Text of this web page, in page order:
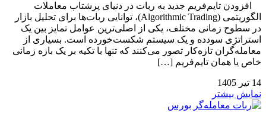
افزودن تایم‌فریم جدید به ربات در دنیای پرشتاب معاملات
الگوریتمی (Algorithmic Trading)، توانایی ربات‌ها برای تحلیل بازار
در سطوح زمانی مختلف، یکی از اصلی‌ترین عوامل تمایز بین یک
استراتژی سودده و یک سیستم شکست‌خورده است. بسیاری از
معامله‌گران تازه‌کار تصور می‌کنند که تنها با تکیه بر یک بازه زمانی
خاص یا همان تایم‌فریم […]
14 تیر 1405
نمایش بیشتر